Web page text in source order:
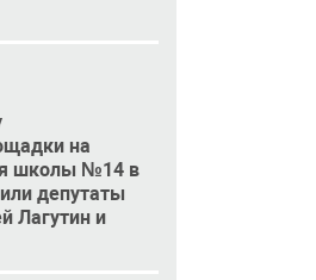
на
школы №14 в
депутаты
Лагутин и